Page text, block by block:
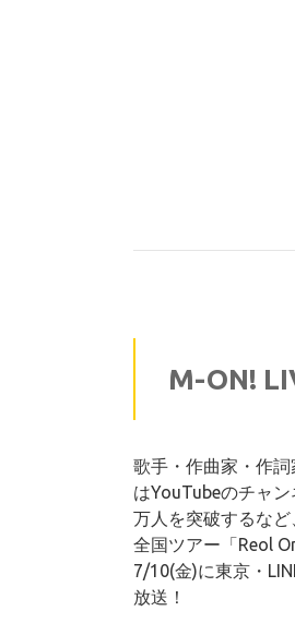
M-ON!
歌手・作曲家・作
はYouTubeのチャ
万人を突破するな
全国ツアー「Reol
7/10(金)に東京・
放送！